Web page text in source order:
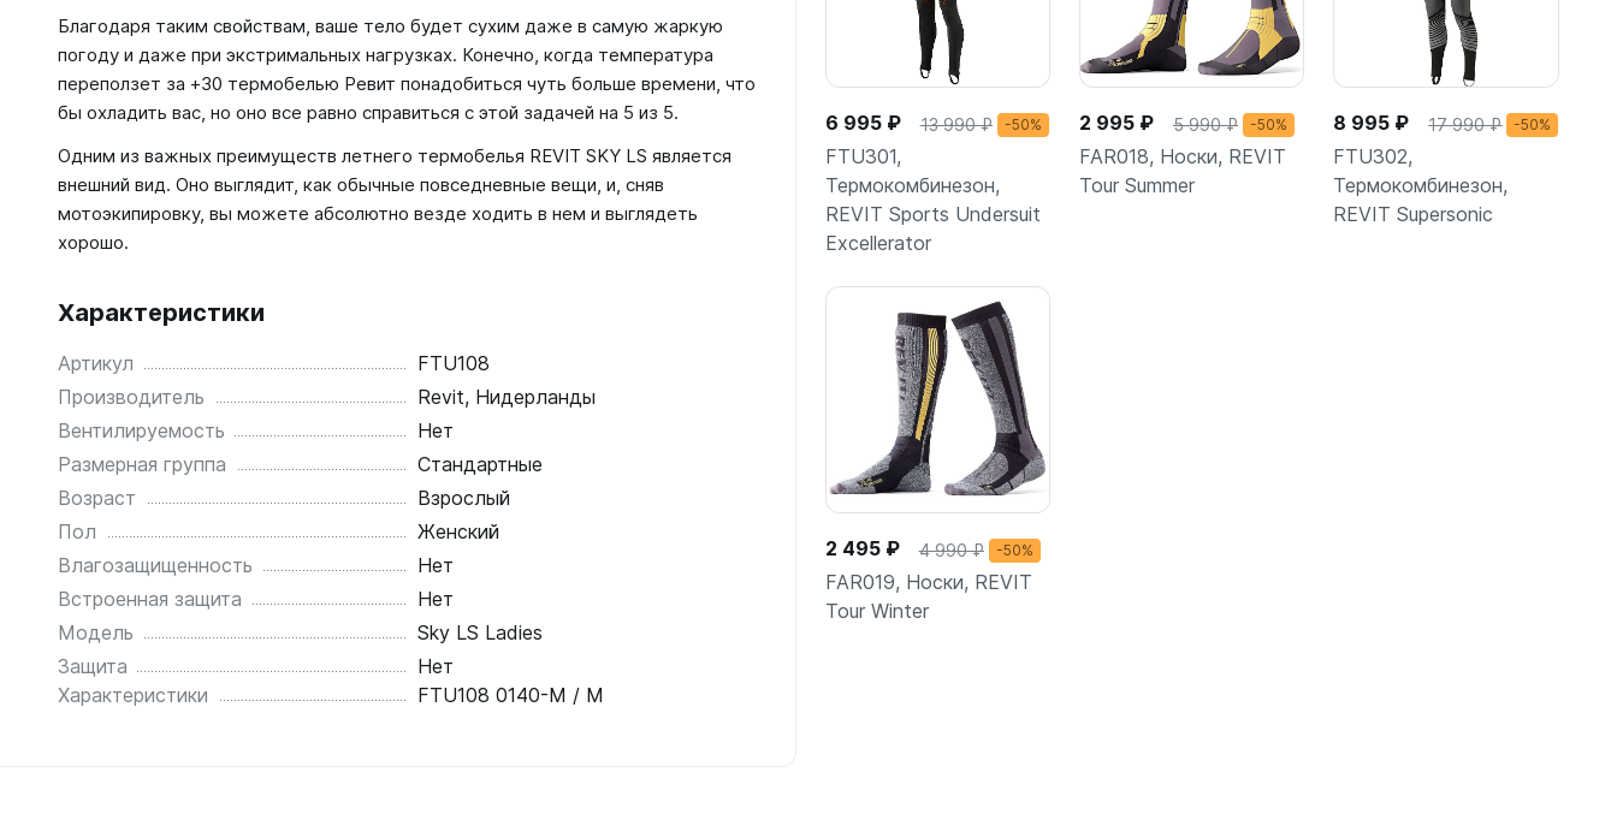
6 995 ₽ 13 990 ₽ -50%
FTU301,
Термокомбинезон,
REVIT Sports Undersuit
Excellerator
2 995 ₽ 5 990 ₽ -50%
FAR018, Носки, REVIT
Tour Summer
8 995 ₽ 17 990 ₽ -50%
FTU302,
Термокомбинезон,
REVIT Supersonic
2 495 ₽ 4 990 ₽ -50%
FAR019, Носки, REVIT
Tour Winter
Благодаря таким свойствам, ваше тело будет сухим даже в самую жаркую
погоду и даже при экстримальных нагрузках. Конечно, когда температура
переползет за +30 термобелью Ревит понадобиться чуть больше времени, что
бы охладить вас, но оно все равно справиться с этой задачей на 5 из 5.
Одним из важных преимуществ летнего термобелья REVIT SKY LS является
внешний вид. Оно выглядит, как обычные повседневные вещи, и, сняв
мотоэкипировку, вы можете абсолютно везде ходить в нем и выглядеть
хорошо.
Характеристики
Артикул
FTU108
Производитель
Revit, Нидерланды
Вентилируемость
Нет
Размерная группа
Стандартные
Возраст
Взрослый
Пол
Женский
Влагозащищенность
Нет
Встроенная защита
Нет
Модель
Sky LS Ladies
Защита
Нет
Характеристики
FTU108 0140-M / M